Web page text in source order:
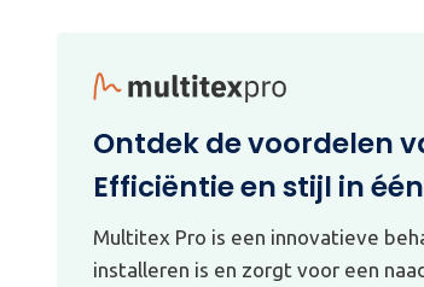
Ontdek de voordelen
Efficiëntie en stijl in
Multitex Pro is een innovatieve
installeren is en zorgt voor een